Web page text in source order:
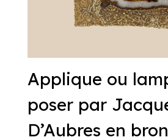
Applique ou
poser par
D’Aubres en